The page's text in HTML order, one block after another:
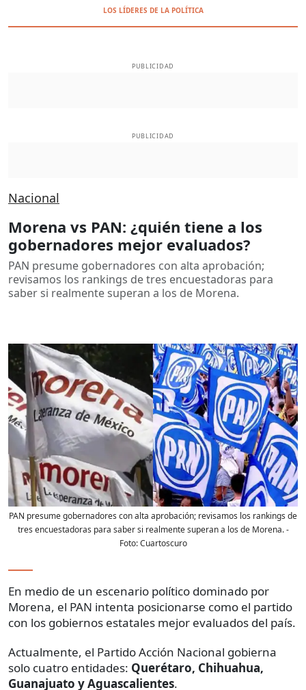
LOS LÍDERES DE LA POLÍTICA
PUBLICIDAD
PUBLICIDAD
Nacional
Morena vs PAN: ¿quién tiene a los
gobernadores mejor evaluados?
PAN presume gobernadores con alta aprobación;
revisamos los rankings de tres encuestadoras para
saber si realmente superan a los de Morena.
PAN presume gobernadores con alta aprobación; revisamos los rankings de
tres encuestadoras para saber si realmente superan a los de Morena.-
Foto:Cuartoscuro
En medio de un escenario político dominado por
Morena, el PAN intenta posicionarse como el partido
con los gobiernos estatales mejor evaluados del país.
Actualmente, el Partido Acción Nacional gobierna
solo cuatro entidades: Querétaro, Chihuahua,
Guanajuato y Aguascalientes.